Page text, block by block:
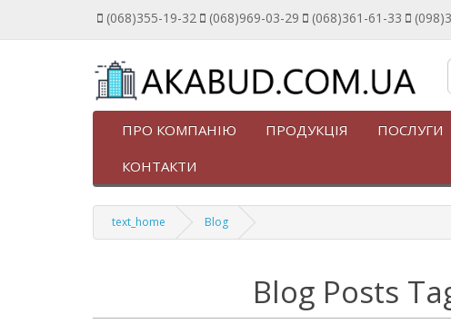
(068)355-19-32 (068)969-03-29 (068)361-61-33
ПРО КОМПАНІЮ ПРОДУКЦІЯ ПОСЛУГИ
КОНТАКТИ
text_home Blog
Blog Posts